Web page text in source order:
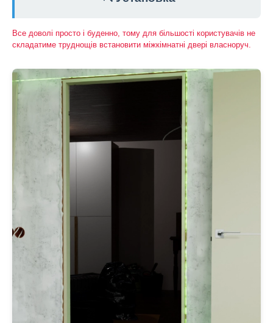
Все доволі просто і буденно, тому для більшості користувачів не
складатиме труднощів встановити міжкімнатні двері власноруч.